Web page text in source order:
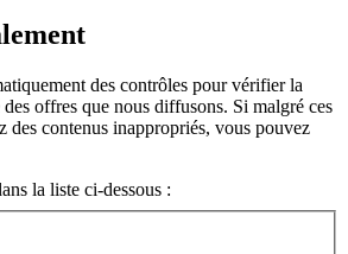
des contrôles pour vérifier la
offres que nous diffusons. Si malgré ces
des contenus inappropriés, vous pouvez
la liste ci-dessous :